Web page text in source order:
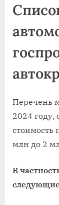
Перечень
2024 году,
стоимость
млн до 2
В